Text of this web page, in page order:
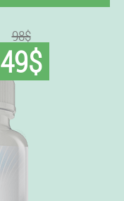
98$
49$